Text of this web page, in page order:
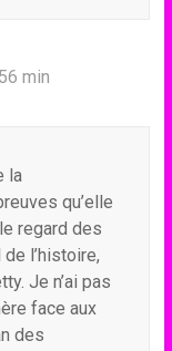
min
la
qu’elle
regard des
l’histoire,
Je n’ai pas
face aux
des